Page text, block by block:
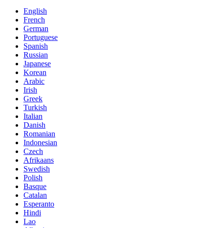
English
French
German
Portuguese
Spanish
Russian
Japanese
Korean
Arabic
Irish
Greek
Turkish
Italian
Danish
Romanian
Indonesian
Czech
Afrikaans
Swedish
Polish
Basque
Catalan
Esperanto
Hindi
Lao